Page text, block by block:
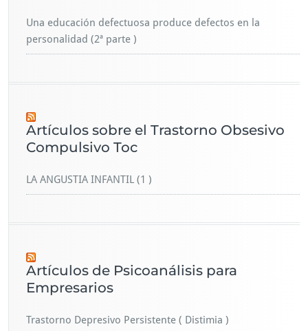
Una educación defectuosa produce defectos en la
personalidad (2ª parte )
Artículos sobre el Trastorno Obsesivo
Compulsivo Toc
LA ANGUSTIA INFANTIL (1 )
Artículos de Psicoanálisis para
Empresarios
Trastorno Depresivo Persistente ( Distimia )